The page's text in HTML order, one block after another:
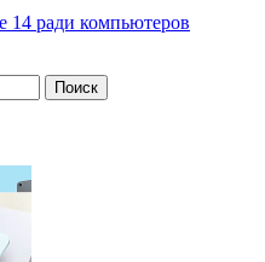
14 ради компьютеров